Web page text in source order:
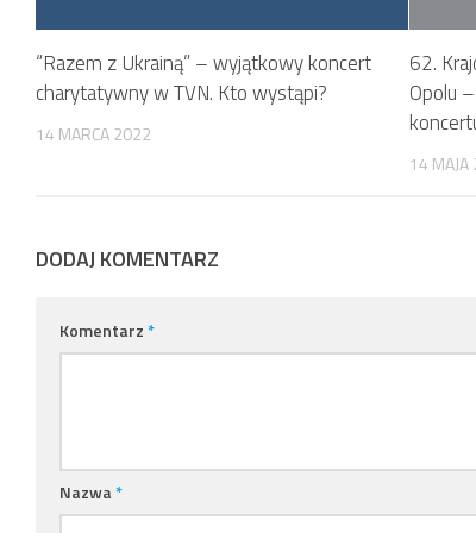
“Razem z Ukrainą” – wyjątkowy koncert
charytatywny w TVN. Kto wystąpi?
14 MARCA 2022
62.
Opolu
14
DODAJ KOMENTARZ
Komentarz*
Nazwa*